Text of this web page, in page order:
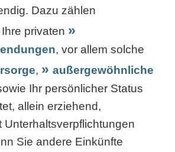
Dazu zählen
privaten
, vor allem solche
,
außergewöhnliche
Ihr persönlicher Status
allein erziehend,
Unterhaltsverpflichtungen
Sie andere Einkünfte